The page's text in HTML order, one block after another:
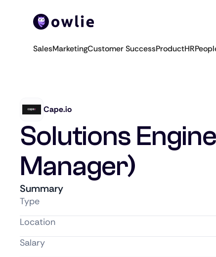
SalesMarketingCustomer SuccessProductHR
Cape.io
Solutions
Manager)
Summary
Type
Location
Salary